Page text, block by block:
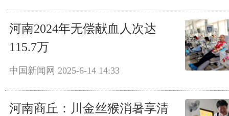
河南2024年无偿献血人次达
115.7万
中国新闻网 2025-6-14 14:33
河南商丘：川金丝猴消暑享清